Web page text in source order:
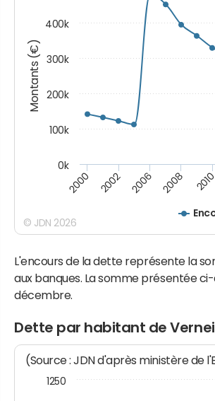
Montants (€)
2000 2002 2006 2008 2010
0k
100k
200k
300k
400k
© JDN 2026
L'encours de la dette représente la
aux banques. La somme présentée
décembre.
Dette par habitant de
(Source : JDN d'après ministère de
1250